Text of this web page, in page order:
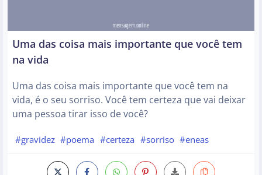
Uma das coisa mais importante que você tem
na vida
Uma das coisa mais importante que você tem na
vida, é o seu sorriso. Você tem certeza que vai deixar
uma pessoa tirar isso de você?
#gravidez #poema #certeza #sorriso #eneas